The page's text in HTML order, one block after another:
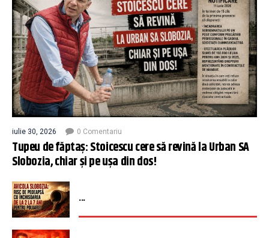
iulie 30, 2026 0 Comentariu
Tupeu de făptaș: Stoicescu cere să revină la Urban SA
Slobozia, chiar și pe ușa din dos!
...